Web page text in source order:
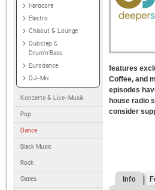
Hardcore
Electro
Chillout & Lounge
Dubstep &
Drum'n'Bass
Eurodance
DJ-Mix
Konzerte & Live-Musik
Pop
Dance
Black Music
Rock
Oldies
features
Coffee, and
episodes
house radio
consider
Info